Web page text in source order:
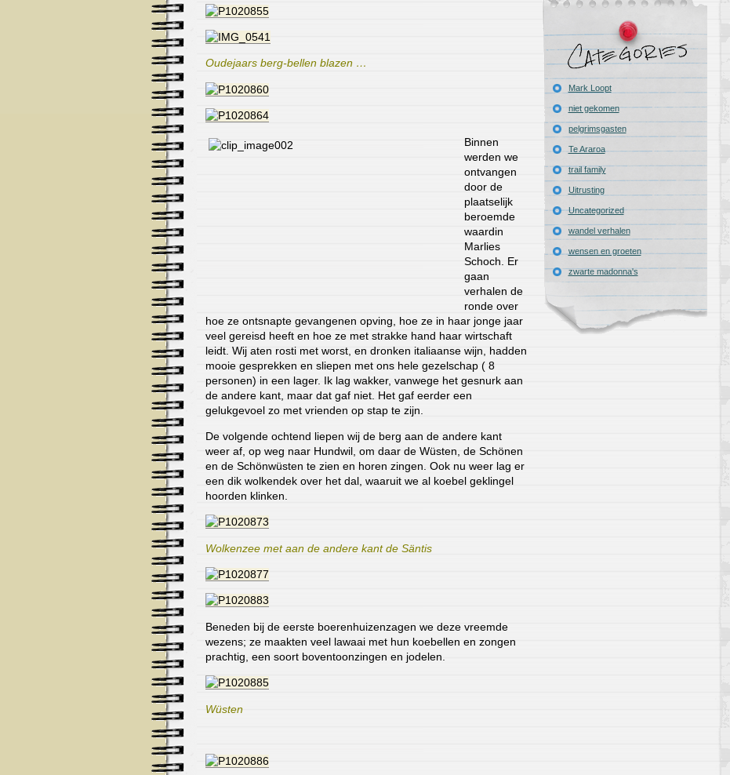
Oudejaars berg-bellen blazen …
Binnen
werden we
ontvangen
door de
plaatselijk
beroemde
waardin
Marlies
Schoch. Er
gaan
verhalen de
ronde over
hoe ze ontsnapte gevangenen opving, hoe ze in haar jonge jaar
veel gereisd heeft en hoe ze met strakke hand haar wirtschaft
leidt. Wij aten rosti met worst, en dronken italiaanse wijn, hadden
mooie gesprekken en sliepen met ons hele gezelschap ( 8
personen) in een lager. Ik lag wakker, vanwege het gesnurk aan
de andere kant, maar dat gaf niet. Het gaf eerder een
gelukgevoel zo met vrienden op stap te zijn.
De volgende ochtend liepen wij de berg aan de andere kant
weer af, op weg naar Hundwil, om daar de Wüsten, de Schönen
en de Schönwüsten te zien en horen zingen. Ook nu weer lag er
een dik wolkendek over het dal, waaruit we al koebel geklingel
hoorden klinken.
Wolkenzee met aan de andere kant de Säntis
Beneden bij de eerste boerenhuizenzagen we deze vreemde
wezens; ze maakten veel lawaai met hun koebellen en zongen
prachtig, een soort boventoonzingen en jodelen.
Wüsten
Mark Loopt
niet gekomen
pelgrimsgasten
Te Araroa
trail family
Uitrusting
Uncategorized
wandel verhalen
wensen en groeten
zwarte madonna's